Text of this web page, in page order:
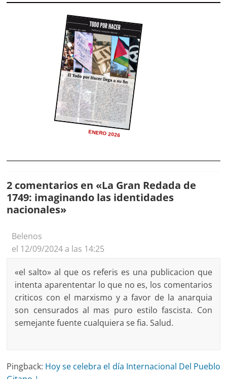
ENERO 2026
2 comentarios en «La Gran Redada de
1749: imaginando las identidades
nacionales»
Belenos
el 12/09/2024 a las 14:25
«el salto» al que os referis es una publicacion que
intenta aparententar lo que no es, los comentarios
criticos con el marxismo y a favor de la anarquia
son censurados al mas puro estilo fascista. Con
semejante fuente cualquiera se fia. Salud.
Pingback: Hoy se celebra el día Internacional Del Pueblo